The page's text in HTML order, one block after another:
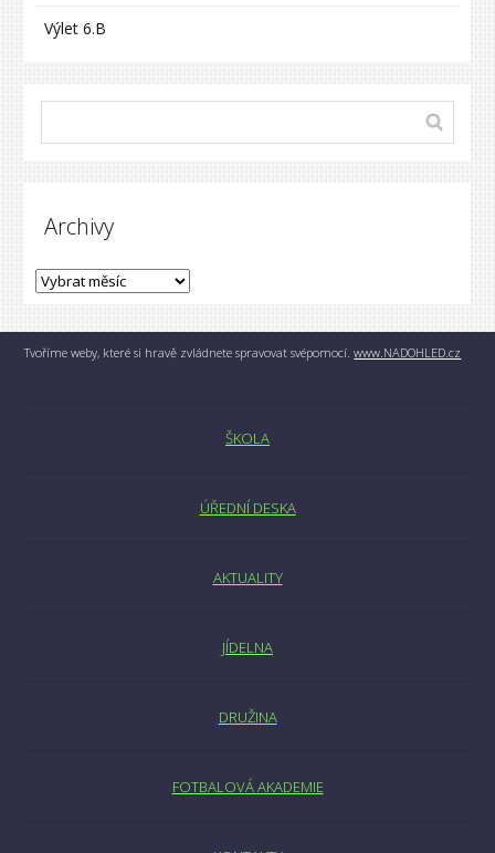
Výlet 6.B
Archivy
Tvoříme weby, které si hravě zvládnete spravovat svépomocí.www.NADOHLED.cz
ŠKOLA
ÚŘEDNÍ DESKA
AKTUALITY
JÍDELNA
DRUŽINA
FOTBALOVÁ AKADEMIE